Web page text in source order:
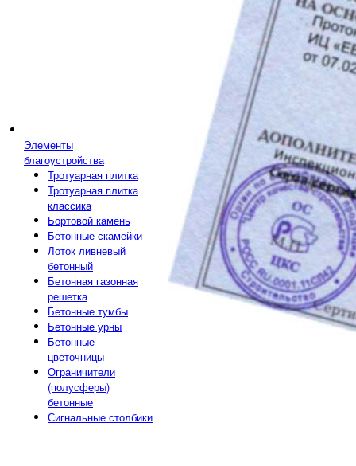
Элементы
благоустройства
Тротуарная плитка
Тротуарная плитка
классика
Бортовой камень
Бетонные скамейки
Лоток ливневый
бетонный
Бетонная газонная
решетка
Бетонные тумбы
Бетонные урны
Бетонные
цветочницы
Ограничители
(полусферы)
бетонные
Сигнальные столбики